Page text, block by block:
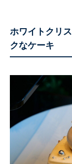
ホワイトクリ
クなケーキ